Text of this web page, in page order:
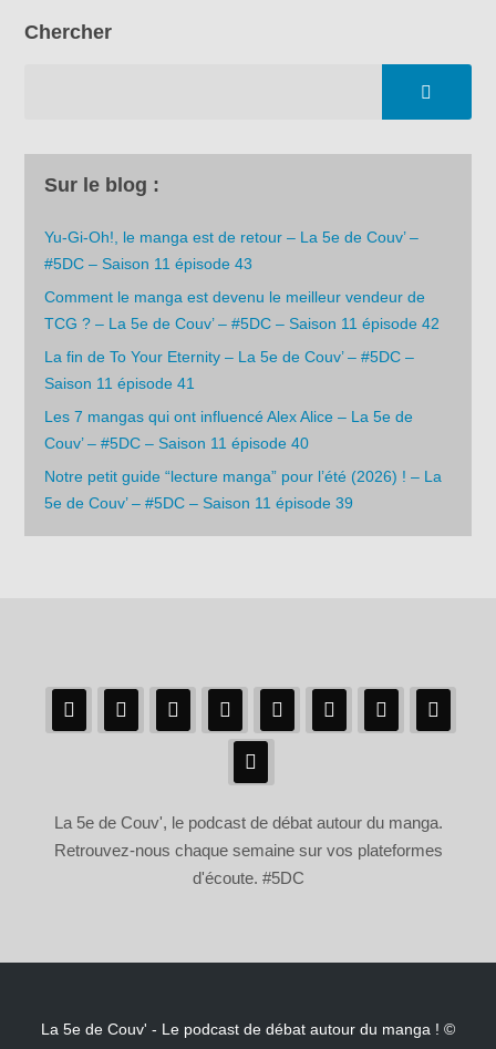
Chercher
Sur le blog :
Yu-Gi-Oh!, le manga est de retour – La 5e de Couv’ –
#5DC – Saison 11 épisode 43
Comment le manga est devenu le meilleur vendeur de
TCG ? – La 5e de Couv’ – #5DC – Saison 11 épisode 42
La fin de To Your Eternity – La 5e de Couv’ – #5DC –
Saison 11 épisode 41
Les 7 mangas qui ont influencé Alex Alice – La 5e de
Couv’ – #5DC – Saison 11 épisode 40
Notre petit guide “lecture manga” pour l’été (2026) ! – La
5e de Couv’ – #5DC – Saison 11 épisode 39
La 5e de Couv', le podcast de débat autour du manga.
Retrouvez-nous chaque semaine sur vos plateformes
d'écoute. #5DC
La 5e de Couv' - Le podcast de débat autour du manga ! ©